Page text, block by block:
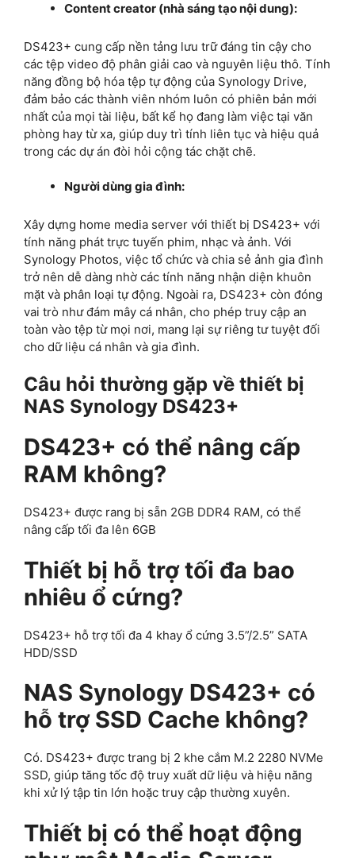
Content creator (nhà sáng tạo nội dung):
DS423+ cung cấp nền tảng lưu trữ đáng tin cậy cho
các tệp video độ phân giải cao và nguyên liệu thô. Tính
năng đồng bộ hóa tệp tự động của Synology Drive,
đảm bảo các thành viên nhóm luôn có phiên bản mới
nhất của mọi tài liệu, bất kể họ đang làm việc tại văn
phòng hay từ xa, giúp duy trì tính liên tục và hiệu quả
trong các dự án đòi hỏi cộng tác chặt chẽ.
Người dùng gia đình:
Xây dựng home media server với thiết bị DS423+ với
tính năng phát trực tuyến phim, nhạc và ảnh. Với
Synology Photos, việc tổ chức và chia sẻ ảnh gia đình
trở nên dễ dàng nhờ các tính năng nhận diện khuôn
mặt và phân loại tự động. Ngoài ra, DS423+ còn đóng
vai trò như đám mây cá nhân, cho phép truy cập an
toàn vào tệp từ mọi nơi, mang lại sự riêng tư tuyệt đối
cho dữ liệu cá nhân và gia đình.
Câu hỏi thường gặp về thiết bị
NAS Synology DS423+
DS423+ có thể nâng cấp
RAM không?
DS423+ được rang bị sẵn 2GB DDR4 RAM, có thể
nâng cấp tối đa lên 6GB
Thiết bị hỗ trợ tối đa bao
nhiêu ổ cứng?
DS423+ hỗ trợ tối đa 4 khay ổ cứng 3.5”/2.5” SATA
HDD/SSD
NAS Synology DS423+ có
hỗ trợ SSD Cache không?
Có. DS423+ được trang bị 2 khe cắm M.2 2280 NVMe
SSD, giúp tăng tốc độ truy xuất dữ liệu và hiệu năng
khi xử lý tập tin lớn hoặc truy cập thường xuyên.
Thiết bị có thể hoạt động